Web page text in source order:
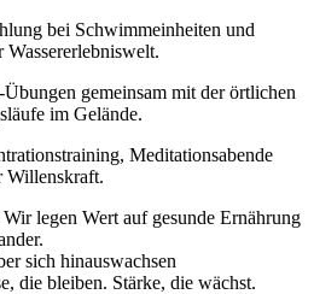
bei Schwimmeinheiten und
Wassererlebniswelt.
gemeinsam mit der örtlichen
im Gelände.
Meditationsabende
Willenskraft.
legen Wert auf gesunde Ernährung
sich hinauswachsen
die bleiben. Stärke, die wächst.